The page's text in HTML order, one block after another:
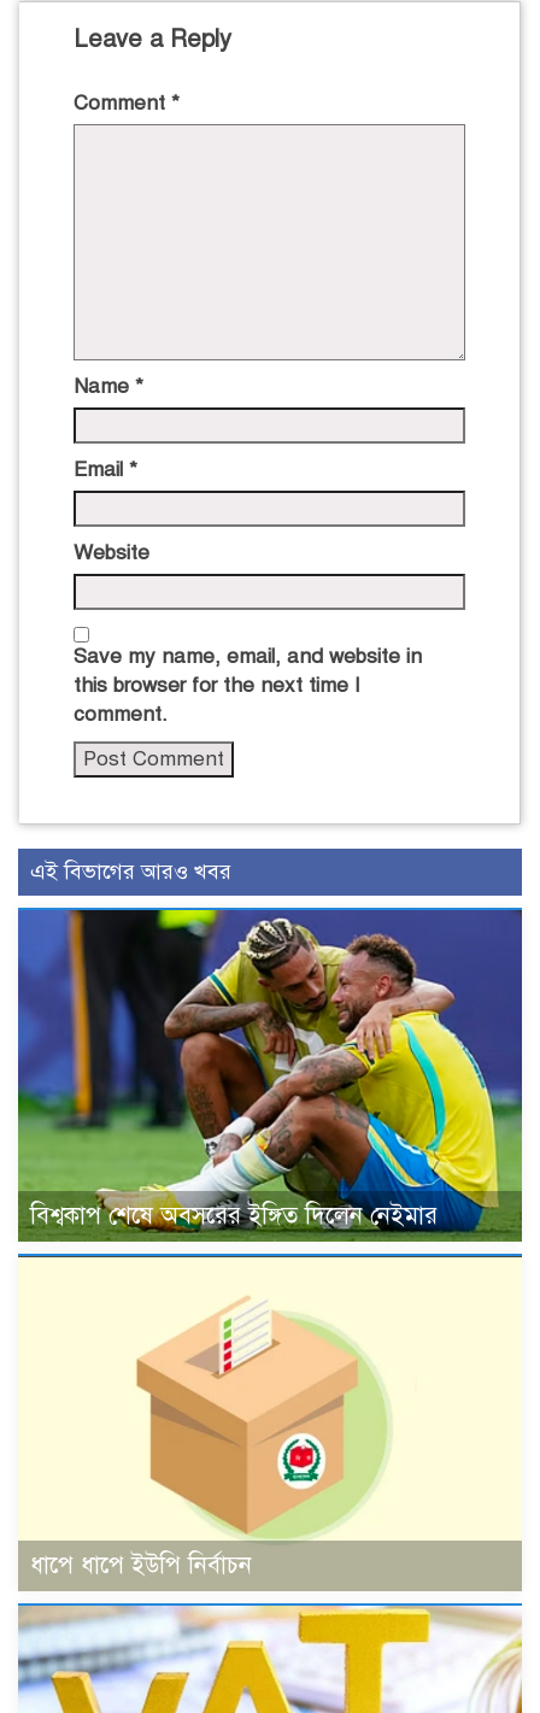
Leave a Reply
Comment *
Name *
Email *
Website
Save my name, email, and website in
this browser for the next time I
comment.
এই বিভাগের আরও খবর
বিশ্বকাপ শেষে অবসরের ইঙ্গিত দিলেন নেইমার
ধাপে ধাপে ইউপি নির্বাচন